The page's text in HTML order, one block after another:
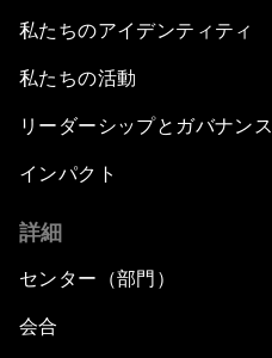
私たちのアイデンティティ
私たちの活動
リーダーシップとガバナンス
インパクト
詳細
センター（部門）
会合